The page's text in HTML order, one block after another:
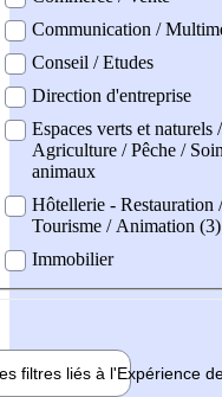
Communication /
Conseil / Etudes
Direction d'entreprise
Espaces verts et naturels /
Agriculture / Pêche /
animaux
Hôtellerie - Restauration /
Tourisme / Animation (3)
Immobilier
filtres liés à l'Expérience